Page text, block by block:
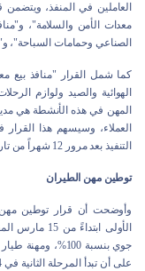
العاملين في المنفذ، ويتضمن
معدات الأمن والسلامة"،
الصناعي وحمامات السباحة"،
كما شمل القرار "منافذ بيع
الهوائية والصيد ولوازم
المهن في هذه الأنشطة هي
التنفيذ بعد مرور 12 شهراً من تاريخ صدوره.
توطين مهن الطيران
وأوضحت أن قرار توطين مهن
الأولى